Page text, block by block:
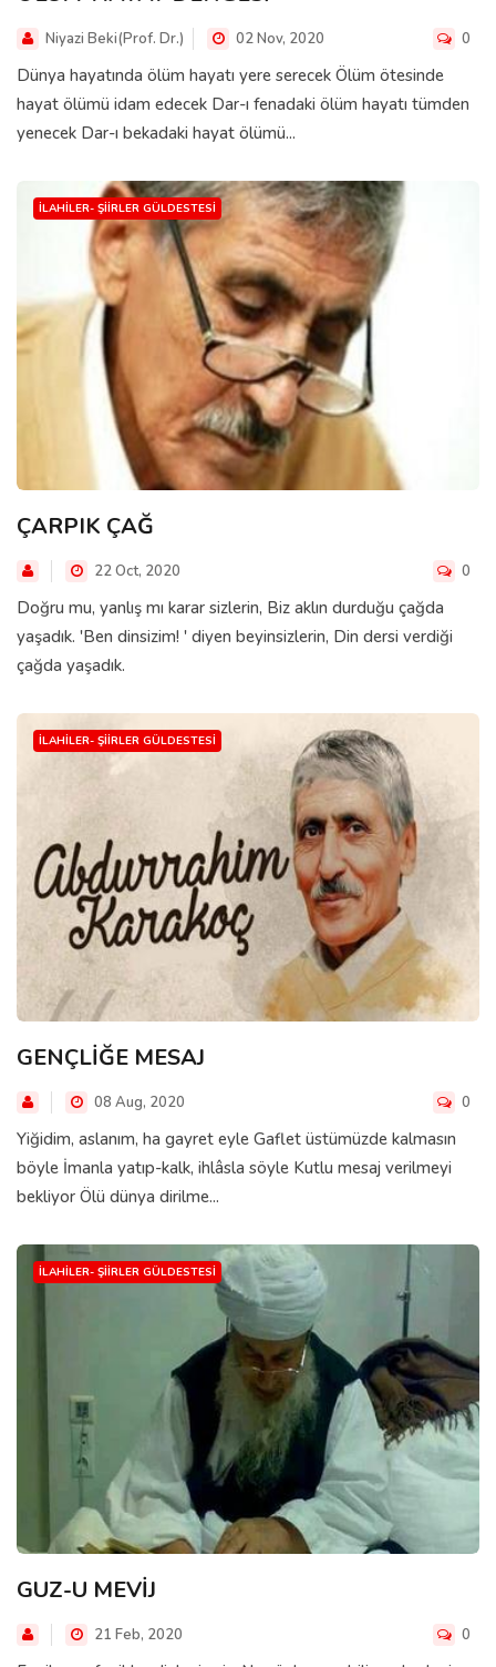
Niyazi Beki(Prof. Dr.) 02 Nov, 2020 0
Dünya hayatında ölüm hayatı yere serecek Ölüm ötesinde
hayat ölümü idam edecek Dar-ı fenadaki ölüm hayatı tümden
yenecek Dar-ı bekadaki hayat ölümü...
İLAHILER- ŞIIRLER GÜLDESTESI
ÇARPIK ÇAĞ
22 Oct, 2020 0
Doğru mu, yanlış mı karar sizlerin, Biz aklın durduğu çağda
yaşadık. 'Ben dinsizim! ' diyen beyinsizlerin, Din dersi verdiği
çağda yaşadık.
İLAHILER- ŞIIRLER GÜLDESTESI
GENÇLİĞE MESAJ
08 Aug, 2020 0
Yiğidim, aslanım, ha gayret eyle Gaflet üstümüzde kalmasın
böyle İmanla yatıp-kalk, ihlâsla söyle Kutlu mesaj verilmeyi
bekliyor Ölü dünya dirilme...
İLAHILER- ŞIIRLER GÜLDESTESI
GUZ-U MEVİJ
21 Feb, 2020 0